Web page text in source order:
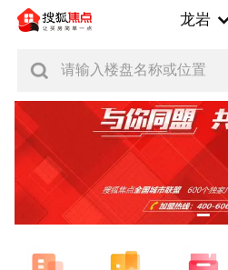
龙岩
请输入楼盘名称或位置